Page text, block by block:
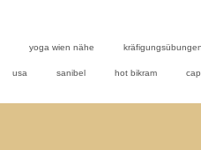
yoga wien nähe kräfigungsübungen
usa sanibel hot bikram